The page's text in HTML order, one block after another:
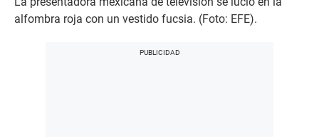
alfombra roja con un vestido fucsia. (Foto: EFE).